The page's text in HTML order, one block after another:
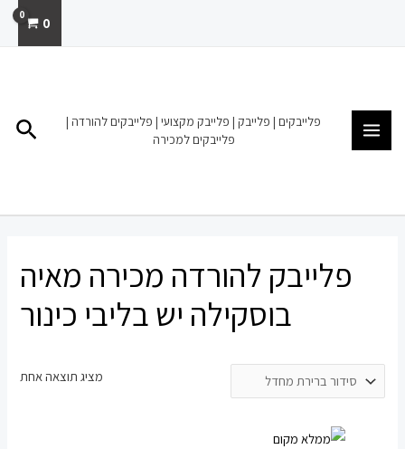
0
פלייבקים | פלייבק | פלייבק מקצועי | פלייבקים להורדה |
פלייבקים למכירה
פלייבק להורדה מכירה מאיה
בוסקילה יש בליבי כינור
מציג תוצאה אחת